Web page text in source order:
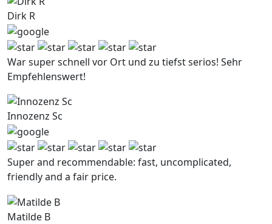
Dirk R
War super schnell vor Ort und zu tiefst serios! Sehr
Empfehlenswert!
Innozenz Sc
Super and recommendable: fast, uncomplicated,
friendly and a fair price.
Matilde B